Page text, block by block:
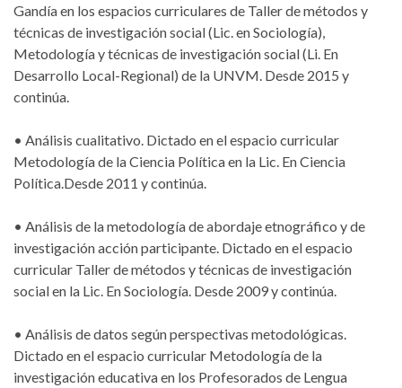
Gandía en los espacios curriculares de Taller de métodos y
técnicas de investigación social (Lic. en Sociología),
Metodología y técnicas de investigación social (Li. En
Desarrollo Local-Regional) de la UNVM. Desde 2015 y
continúa.
• Análisis cualitativo. Dictado en el espacio curricular
Metodología de la Ciencia Política en la Lic. En Ciencia
Política.Desde 2011 y continúa.
• Análisis de la metodología de abordaje etnográfico y de
investigación acción participante. Dictado en el espacio
curricular Taller de métodos y técnicas de investigación
social en la Lic. En Sociología. Desde 2009 y continúa.
• Análisis de datos según perspectivas metodológicas.
Dictado en el espacio curricular Metodología de la
investigación educativa en los Profesorados de Lengua